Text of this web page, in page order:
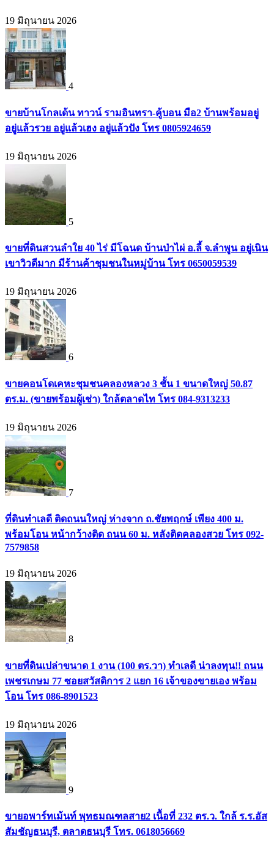
19 มิถุนายน 2026
4
ขายบ้านโกลเด้น ทาวน์ รามอินทรา-คู้บอน มือ2 บ้านพร้อมอยู่
อยู่แล้วรวย อยู่แล้วเฮง อยู่แล้วปัง โทร 0805924659
19 มิถุนายน 2026
5
ขายที่ดินสวนลำใย 40 ไร่ มีโฉนด บ้านป่าไผ่ อ.ลี้ จ.ลำพูน อยู่เนิน
เขาวิวดีมาก มีร้านค้าชุมชนในหมู่บ้าน โทร 0650059539
19 มิถุนายน 2026
6
ขายคอนโดเคหะชุมชนคลองหลวง 3 ชั้น 1 ขนาดใหญ่ 50.87
ตร.ม. (ขายพร้อมผู้เช่า) ใกล้ตลาดไท โทร 084-9313233
19 มิถุนายน 2026
7
ที่ดินทำเลดี ติดถนนใหญ่ ห่างจาก ถ.ชัยพฤกษ์ เพียง 400 ม.
พร้อมโอน หน้ากว้างติด ถนน 60 ม. หลังติดคลองสวย โทร 092-
7579858
19 มิถุนายน 2026
8
ขายที่ดินเปล่าขนาด 1 งาน (100 ตร.วา) ทำเลดี น่าลงทุน!! ถนน
เพชรเกษม 77 ซอยสวัสดิการ 2 แยก 16 เจ้าของขายเอง พร้อม
โอน โทร 086-8901523
19 มิถุนายน 2026
9
ขายอพาร์ทเม้นท์ พุทธมณฑลสาย2 เนื้อที่ 232 ตร.ว. ใกล้ ร.ร.อัส
สัมชัญธนบุรี, ตลาดธนบุรี โทร. 0618056669